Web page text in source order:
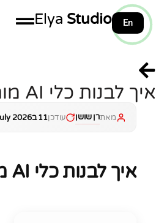
En
Elya Studio 100%
איך לבנות כלי AI מותאם לעסק
מאתרן שושן עודכן11 בJuly 2026
איך לבנות כלי AI מותאם לעסק